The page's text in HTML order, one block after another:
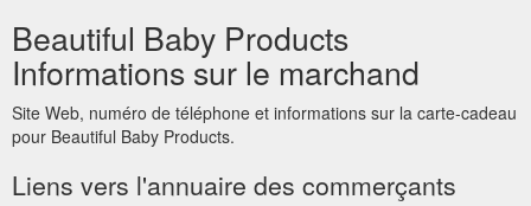
Beautiful Baby Products
Informations sur le marchand
Site Web, numéro de téléphone et informations sur la carte-cadeau
pour Beautiful Baby Products.
Liens vers l'annuaire des commerçants